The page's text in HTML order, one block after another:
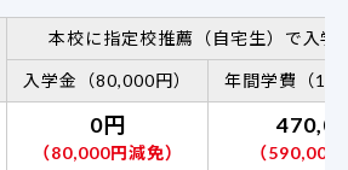
本校に指定校推薦（自宅生）で入学
入学金（80,000円） 年間学費（
0円
（80,000円減免） （590,000